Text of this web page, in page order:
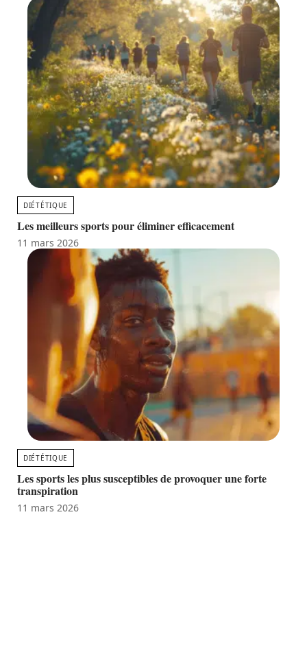
DIÉTÉTIQUE
Les meilleurs sports pour éliminer efficacement
11 mars 2026
DIÉTÉTIQUE
Les sports les plus susceptibles de provoquer une forte
transpiration
11 mars 2026